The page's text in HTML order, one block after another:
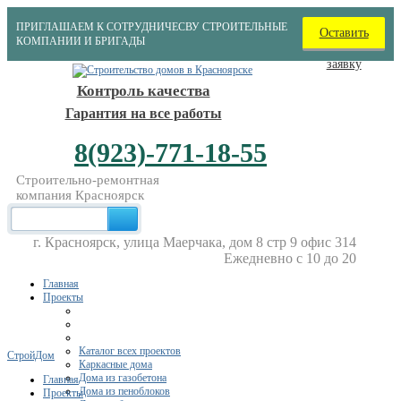
ПРИГЛАШАЕМ К СОТРУДНИЧЕСВУ СТРОИТЕЛЬНЫЕ
КОМПАНИИ И БРИГАДЫ
Оставить
заявку
Контроль качества
Гарантия на все работы
8(923)-771-18-55
Строительно-ремонтная
компания Красноярск
г. Красноярск, улица Маерчака, дом 8 стр 9 офис 314
Ежедневно с 10 до 20
Главная
Проекты
Каталог всех проектов
Каркасные дома
Дома из газобетона
Дома из пеноблоков
СтройДом
Главная
Проекты